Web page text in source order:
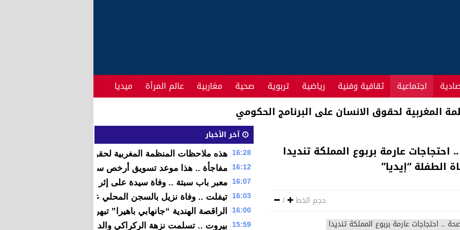
اجتماعية ثقافية وفنية رياضية تربوية صحية مغاربية عالم المرأة ميديا
تسويق أرخص سيارة في العالم بالمغرب
عارمة بربوع المملكة تنديدا
الطفلة “إيديا”
حجم الخط /
آخر الأخبار
16:28 هذه ملاحظات المنظمة المغربية لحقوق الانسان على البرنامج
16:12 مفاجأة .. هذا موعد تسويق أرخص سيارة في العالم بالمغرب
16:07 معبر باب سبتة .. وفاة سيدة على إثر تدافع وازدحام شهدته إحدى
16:03 تيفلت .. وفاة نزيل بالسجن المحلي على إثر نوبة قلبية مفاجئة
16:00 الراقصة الهندية “جانهابي باهيرا” تبهر جمهور طنجة بعروض
15:59 بيروت .. تسلمت نزهة الركراكي والدة لمجرد جائزة الأغنية